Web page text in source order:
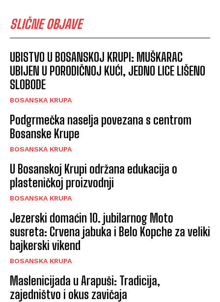
SLIČNE OBJAVE
UBISTVO U BOSANSKOJ KRUPI: MUŠKARAC
UBIJEN U PORODIČNOJ KUĆI, JEDNO LICE LIŠENO
SLOBODE
BOSANSKA KRUPA
Podgrmečka naselja povezana s centrom
Bosanske Krupe
BOSANSKA KRUPA
U Bosanskoj Krupi održana edukacija o
plasteničkoj proizvodnji
BOSANSKA KRUPA
Jezerski domaćin 10. jubilarnog Moto
susreta: Crvena jabuka i Belo Kopche za veliki
bajkerski vikend
BOSANSKA KRUPA
Maslenicijada u Arapuši: Tradicija,
zajedništvo i okus zavičaja